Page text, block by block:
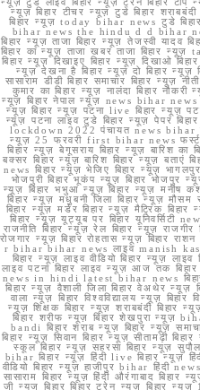
न्यूज़ बिहार टीचर न्यूज़ टुडे बिहार
बिहार न्यूज़ today bihar news टुडे
bihar news the hindu d d bihar
बिहार न्यूज़ ताजा बिहार न्यूज़ तेजस्वी यादव
बिहार का न्यूज़ ताजा खबर ताजा बिहार न्यूज़
बिहार न्यूज़ दिखाइए बिहार न्यूज़ दिखाओ
न्यूज़ देखना है बिहार न्यूज़ दो बिहार न्यूज़
सासाराम डीडी बिहार समाचार बिहार न्यूज़
कुमार का बिहार न्यूज़ नालंदा बिहार नौकरी
न्यूज़ बिहार नेपाल न्यूज़ news bihar
न्यूज़ बिहार न्यूज़ पटना live बिहार न्यूज़
न्यूज़ पटना लाइव टुडे बिहार न्यूज़ पेपर
lockdown 2022 पंचायत news bihar
न्यूज़ 25 फरवरी first bihar news फर्स्ट
बिहार न्यूज़ बेगूसराय बिहार न्यूज़ बारिश का
बक्सर बिहार न्यूज़ बारिश बिहार न्यूज़ बताएं
news बिहार न्यूज़ भेजिए बिहार न्यूज़
भोजपुरी बिहार भूकंप न्यूज़ बिहार भोजपुर
न्यूज़ बिहार भभुआ न्यूज़ बिहार न्यूज़ मनीष
बिहार न्यूज़ मधुबनी जिला बिहार न्यूज़ मौसम
बिहार न्यूज़ मर्डर बिहार न्यूज़ मैट्रिक
बिहार न्यूज़ यूट्यूब पर बिहार यूनिवर्सिटी
राजनीति बिहार न्यूज़ रेल बिहार न्यूज़ राजगीर
रोजगार न्यूज़ बिहार रोहतास न्यूज़ बिहार
r bihar bihar news लाइव manish
बिहार न्यूज़ लाइव वीडियो बिहार न्यूज़
लाइव पटना बिहार लाइव न्यूज़ आज तक
news in hindi latest bihar news बिहार
बिहार न्यूज़ वैशाली जिला बिहार वेअथेर न्यूज़
वाला न्यूज़ बिहार विश्वविद्यालय न्यूज़
न्यूज़ शिक्षक बिहार न्यूज़ शराबबंदी बिहार
बिहार शरीफ न्यूज़ बिहार शेखपुरा न्यूज़
bandi बिहार शराब न्यूज़ बिहार न्यूज़
बिहार न्यूज़ सिवान बिहार न्यूज़ सीतामढ़ी
स्कूल बिहार न्यूज़ सहरसा बिहार न्यूज़
bihar बिहार न्यूज़ हिंदी live बिहार न्यूज़
वीडियो बिहार न्यूज़ हाजीपुर bihar हिंदी
सासाराम बिहार न्यूज़ हिंदी औरंगाबाद बिहार
जी न्यूज बिहार बिहार ट्रेन न्यूज़ बिहार